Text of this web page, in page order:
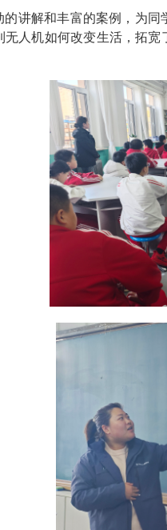
讲解和丰富的案例，为
人机如何改变生活，拓